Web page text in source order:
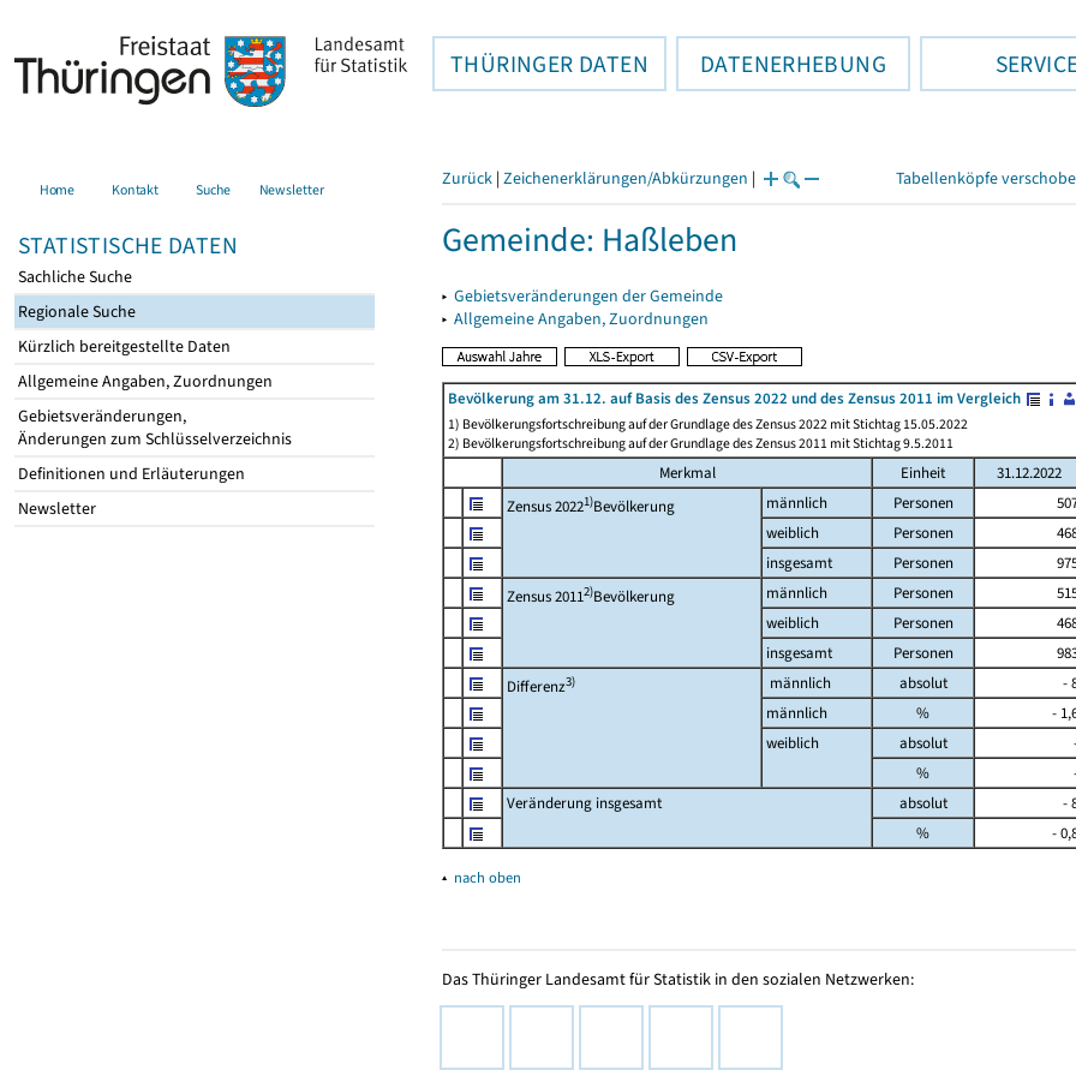
THÜRINGER DATEN DATENERHEBUNG
Home Kontakt Suche Newsletter
STATISTISCHE DATEN
Sachliche Suche
Regionale Suche
Kürzlich bereitgestellte Daten
Allgemeine Angaben, Zuordnungen
Gebietsveränderungen,
Änderungen zum Schlüsselverzeichnis
Definitionen und Erläuterungen
Newsletter
Zurück | Zeichenerklärungen/Abkürzungen | Tabellenköpfe
Gemeinde: Haßleben
▸ Gebietsveränderungen der Gemeinde
▸ Allgemeine Angaben, Zuordnungen
Bevölkerung am 31.12. auf Basis des Zensus 2022 und des Zensus 2011 im Vergleich
1) Bevölkerungsfortschreibung auf der Grundlage des Zensus 2022 mit Stichtag 15.05.2022
2) Bevölkerungsfortschreibung auf der Grundlage des Zensus 2011 mit Stichtag 9.5.2011
Merkmal Einheit
31.12.2022
Zensus 20221)Bevölkerung männlich Personen
weiblich
Personen
insgesamt
Personen
Zensus 20112)Bevölkerung männlich Personen
weiblich
Personen
insgesamt
Personen
Differenz3) männlich absolut
-
männlich
%
-
weiblich
absolut
%
Veränderung insgesamt
absolut
-
%
-
▴ nach oben
Das Thüringer Landesamt für Statistik in den sozialen Netzwerken: